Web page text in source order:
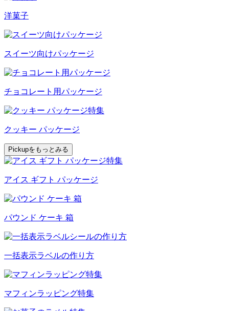
洋菓子
スイーツ向けパッケージ
チョコレート用パッケージ
クッキー パッケージ
Pickupをもっとみる
アイス ギフト パッケージ
パウンド ケーキ 箱
一括表示ラベルの作り方
マフィンラッピング特集